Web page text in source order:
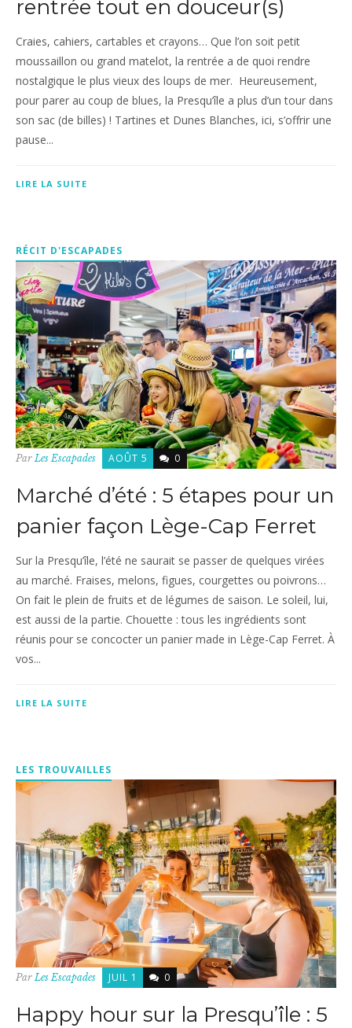
rentrée tout en douceur(s)
Craies, cahiers, cartables et crayons… Que l’on soit petit
moussaillon ou grand matelot, la rentrée a de quoi rendre
nostalgique le plus vieux des loups de mer. Heureusement,
pour parer au coup de blues, la Presqu’île a plus d’un tour dans
son sac (de billes) ! Tartines et Dunes Blanches, ici, s’offrir une
pause...
LIRE LA SUITE
RÉCIT D'ESCAPADES
Par Les Escapades AOÛT 5 0
Marché d’été : 5 étapes pour un
panier façon Lège-Cap Ferret
Sur la Presqu’île, l’été ne saurait se passer de quelques virées
au marché. Fraises, melons, figues, courgettes ou poivrons…
On fait le plein de fruits et de légumes de saison. Le soleil, lui,
est aussi de la partie. Chouette : tous les ingrédients sont
réunis pour se concocter un panier made in Lège-Cap Ferret. À
vos...
LIRE LA SUITE
LES TROUVAILLES
Par Les Escapades JUIL 1 0
Happy hour sur la Presqu’île : 5